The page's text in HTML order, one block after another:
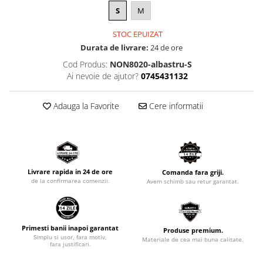
S M
STOC EPUIZAT
Durata de livrare: 24 de ore
Cod Produs: NON8020-albastru-S
Ai nevoie de ajutor? 0745431132
Adauga la Favorite Cere informatii
Livrare rapida in 24 de ore
de la confirmarea comenzii.
Comanda fara griji.
Avem schimb sau retur garantat.
Primesti banii inapoi garantat
Simplu si usor, fara motiv,
fara justificari.
Produse premium.
Materiale de cea mai buna calitate.